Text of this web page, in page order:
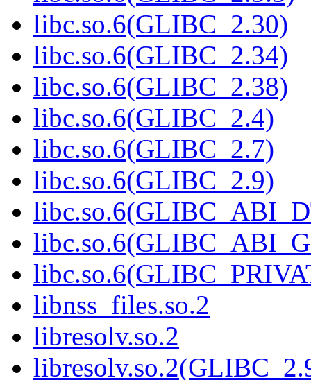
libc.so.6(GLIBC_2.30)
libc.so.6(GLIBC_2.34)
libc.so.6(GLIBC_2.38)
libc.so.6(GLIBC_2.4)
libc.so.6(GLIBC_2.7)
libc.so.6(GLIBC_2.9)
libnss_files.so.2
libresolv.so.2